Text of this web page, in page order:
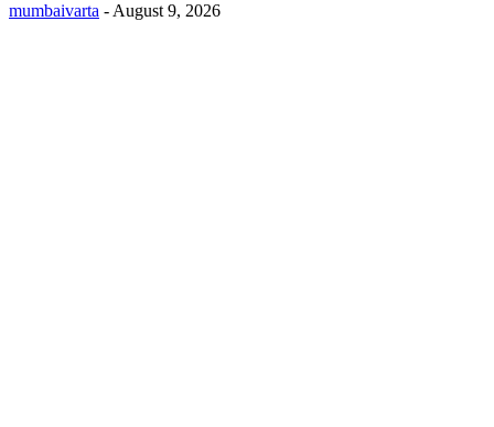
mumbaivarta - August 9, 2026